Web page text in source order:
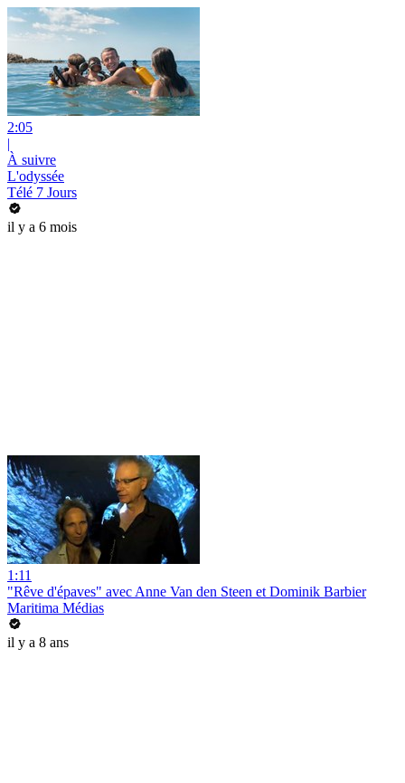
2:05
|
À suivre
L'odyssée
Télé 7 Jours
il y a 6 mois
1:11
"Rêve d'épaves" avec Anne Van den Steen et Dominik Barbier
Maritima Médias
il y a 8 ans